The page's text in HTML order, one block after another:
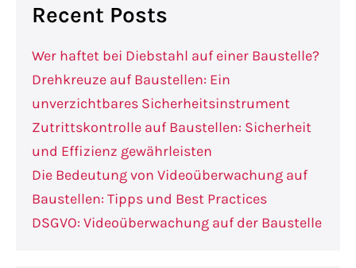
Recent Posts
Wer haftet bei Diebstahl auf einer Baustelle?
Drehkreuze auf Baustellen: Ein
unverzichtbares Sicherheitsinstrument
Zutrittskontrolle auf Baustellen: Sicherheit
und Effizienz gewährleisten
Die Bedeutung von Videoüberwachung auf
Baustellen: Tipps und Best Practices
DSGVO: Videoüberwachung auf der Baustelle